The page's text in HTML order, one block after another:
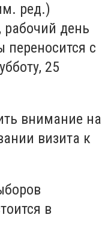
ред.)
рабочий день
переносится с
25
внимание на
визита к
в